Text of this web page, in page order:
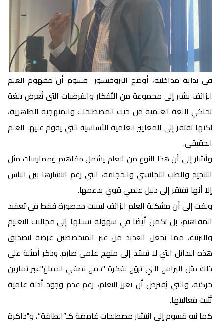
في بداية مداخلته، أوضح البروفيسور قسوم أن مفهوم العلم
الزائف يشير إلى مجموعة من الأفكار والفرضيات التي تُعرض بلغة
تحاكي اللغة العلمية من حيث المصطلحات والمنهجية الظاهرية،
لكنها تفتقر إلى المعايير العلمية الأساسية التي يقوم عليها العلم
الحقيقي.
وأشار إلى أن هذا النوع من العلم يشمل مفاهيم وممارسات مثل
التنجيم والطب التجانسي والحجامة، التي رغم انتشارها بين الناس
إلا أنها تفتقر إلى دليل علمي قوي يدعمها.
ولفت إلى أن مشكلة العلم الزائف ليست محصورة فقط في تعقيد
المفاهيم، بل تكمن أيضًا في سهولة تسللها إلى مجالات التعليم
والتربية، مما يجعل العديد من غير المتخصصين عرضة لتصديق
هذه البدائل التي لا تستند إلى منهج علمي صارم. وذكر أمثلة على
ذلك مثل البرامج التي تروّج لفكرة "دمج نصفي الدماغ"عبر تمارين
حركية، والتي يُفترض أن تعزز التعلم، رغم عدم وجود أدلة علمية
تُثبت فعاليتها.
كما نبه قسوم إلى انتشار مصطلحات غامضة كـ”الطاقة”، و"ذاكرة